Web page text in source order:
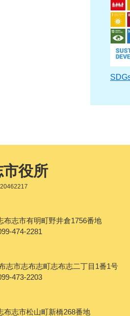
役所
志市有明町野井倉1756番地
474-2281
志市志布志町志布志二丁目1番1号
473-2203
志市松山町新橋268番地